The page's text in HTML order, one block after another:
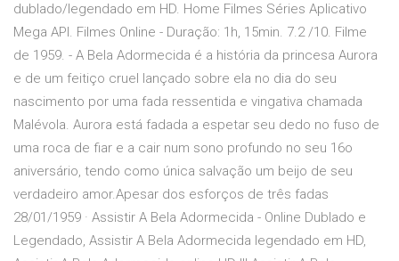
dublado/legendado em HD. Home Filmes Séries Aplicativo
Mega API. Filmes Online - Duração: 1h, 15min. 7.2 /10. Filme
de 1959. - A Bela Adormecida é a história da princesa Aurora
e de um feitiço cruel lançado sobre ela no dia do seu
nascimento por uma fada ressentida e vingativa chamada
Malévola. Aurora está fadada a espetar seu dedo no fuso de
uma roca de fiar e a cair num sono profundo no seu 16o
aniversário, tendo como única salvação um beijo de seu
verdadeiro amor.Apesar dos esforços de três fadas
28/01/1959 · Assistir A Bela Adormecida - Online Dublado e
Legendado, Assistir A Bela Adormecida legendado em HD,